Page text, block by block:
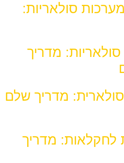
סולאריות:
מדריך
מדריך שלם
לחקלאות: מדריך